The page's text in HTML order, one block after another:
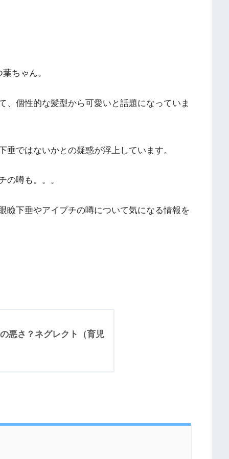
ちゃん。
、個性的な髪型から可愛いと話題になっていま
ではないかとの疑惑が浮上しています。
の噂も。。。
瞼下垂やアイプチの噂について気になる情報を
悪さ？ネグレクト（育児